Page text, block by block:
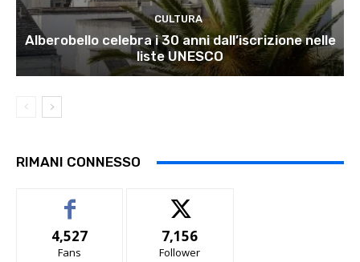
CULTURA
Alberobello celebra i 30 anni dall’iscrizione nelle
liste UNESCO
RIMANI CONNESSO
4,527
Fans
7,156
Follower